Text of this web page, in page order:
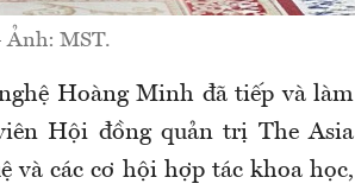
Ảnh: MST.
Hoàng Minh đã tiếp và làm
Hội đồng quản trị The Asia
và các cơ hội hợp tác khoa học,